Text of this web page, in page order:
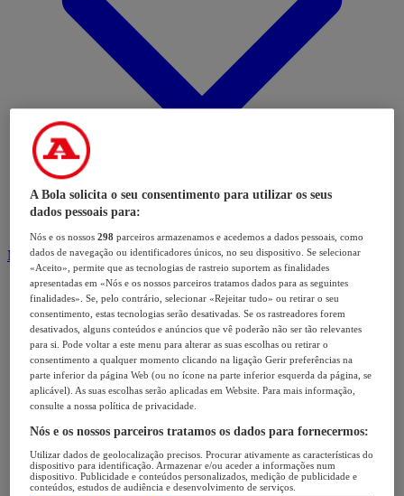
Modalidades
A Bola solicita o seu consentimento para utilizar os seus
dados pessoais para:
Nós e os nossos298 parceiros armazenamos e acedemos a dados pessoais, como
dados de navegação ou identificadores únicos, no seu dispositivo. Se selecionar
«Aceito», permite que as tecnologias de rastreio suportem as finalidades
apresentadas em «Nós e os nossos parceiros tratamos dados para as seguintes
finalidades». Se, pelo contrário, selecionar «Rejeitar tudo» ou retirar o seu
consentimento, estas tecnologias serão desativadas. Se os rastreadores forem
desativados, alguns conteúdos e anúncios que vê poderão não ser tão relevantes
para si. Pode voltar a este menu para alterar as suas escolhas ou retirar o
consentimento a qualquer momento clicando na ligação Gerir preferências na
parte inferior da página Web (ou no ícone na parte inferior esquerda da página, se
aplicável). As suas escolhas serão aplicadas em Website. Para mais informação,
consulte a nossa política de privacidade.
Nós e os nossos parceiros tratamos os dados para fornecermos:
Utilizar dados de geolocalização precisos. Procurar ativamente as características do
dispositivo para identificação. Armazenar e/ou aceder a informações num
dispositivo. Publicidade e conteúdos personalizados, medição de publicidade e
conteúdos, estudos de audiência e desenvolvimento de serviços.